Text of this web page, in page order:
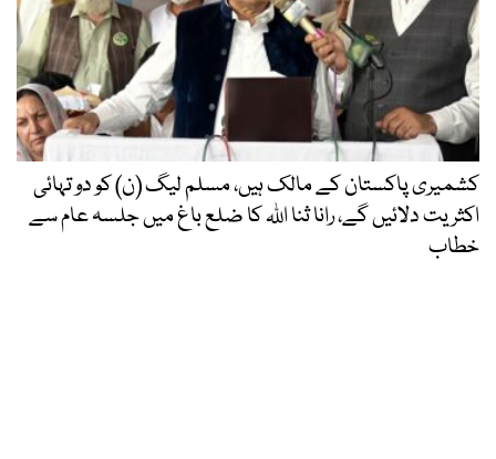
کشمیری پاکستان کے مالک ہیں، مسلم لیگ (ن) کو دو تہائی
اکثریت دلائیں گے، رانا ثنا اللہ کا ضلع باغ میں جلسہ عام سے
خطاب